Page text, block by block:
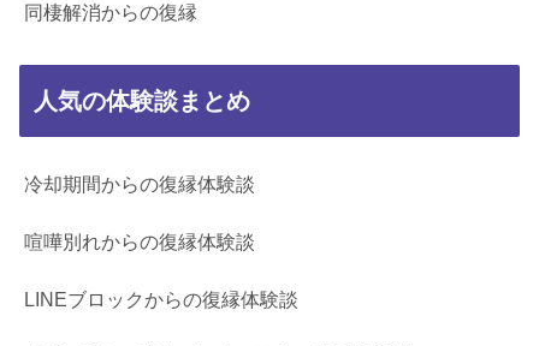
同棲解消からの復縁
人気の体験談まとめ
冷却期間からの復縁体験談
喧嘩別れからの復縁体験談
LINEブロックからの復縁体験談